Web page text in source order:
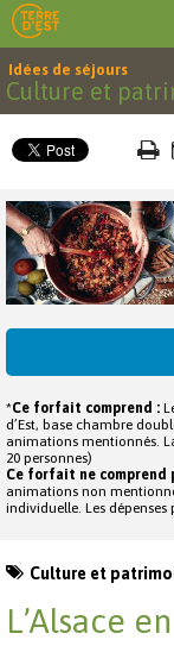
Idées de séjours
Culture et
*Ce forfait comprend :
d’Est, base chambre
animations mentionnés.
20 personnes)
Ce forfait ne comprend
animations non
individuelle. Les dépenses
Culture et
L’Alsace